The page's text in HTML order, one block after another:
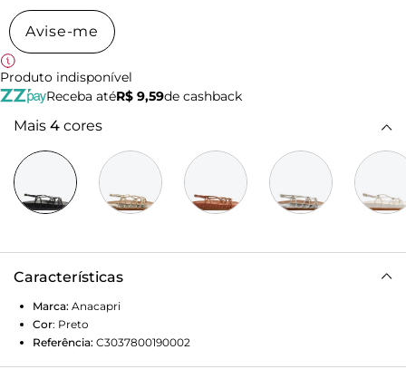
Avise-me
Produto indisponível
Receba atéR$ 9,59de cashback
Mais 4 cores
Características
Marca: Anacapri
Cor: Preto
Referência: C3037800190002